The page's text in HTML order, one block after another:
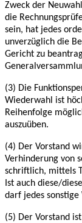
Zweck der
die
sein, hat jedes
unverzüglich die
Gericht zu
(3) Die
Wiederwahl ist
Reihenfolge
auszuüben.
(4) Der Vorstand
Verhinderung von
schriftlich, mittels
Ist auch diese/
darf jedes sonstige
(5) Der Vorstand